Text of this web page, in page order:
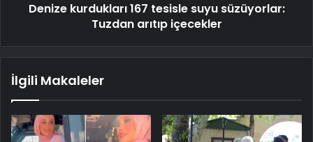
Denize kurdukları 167 tesisle suyu süzüyorlar:
Tuzdan arıtıp içecekler
İlgili Makaleler